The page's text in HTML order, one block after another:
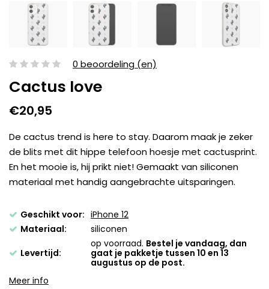
0 beoordeling (en)
Cactus love
€20,95
De cactus trend is here to stay. Daarom maak je zeker
de blits met dit hippe telefoon hoesje met cactusprint.
En het mooie is, hij prikt niet! Gemaakt van siliconen
materiaal met handig aangebrachte uitsparingen.
Geschikt voor: iPhone 12
Materiaal:
siliconen
Levertijd:
op voorraad. Bestel je vandaag, dan
gaat je pakketje tussen 10 en 13
augustus op de post.
Meer info